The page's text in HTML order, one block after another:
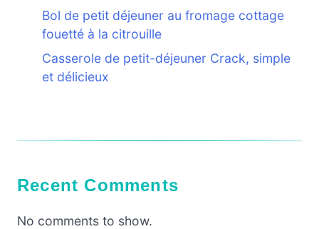
Bol de petit déjeuner au fromage cottage
fouetté à la citrouille
Casserole de petit-déjeuner Crack, simple
et délicieux
Recent Comments
No comments to show.